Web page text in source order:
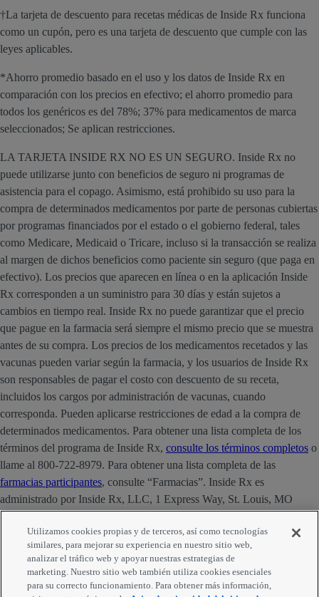
†La tarjeta de descuento para recetas médicas de Inside Rx funciona
como un cupón, pero es una tarjeta de descuento que cumple con las
leyes aplicables.
*Ahorro promedio basado en el uso y los datos de Inside Rx en
comparación con los precios en efectivo; el ahorro promedio para
todos los genéricos es del 78%; 37% para medicamentos de marca
seleccionados; Se aplican restricciones.
LA TARJETA INSIDE RX NO ES UN SEGURO. Inside Rx no
puede utilizarse junto con beneficios de seguro ni programas de
asistencia para el copago. Asimismo, está prohibido su uso para la
compra de determinados medicamentos por parte de personas cubiertas
por programas financiados por el estado o el gobierno federal, tales
como Medicare, Medicaid o Tricare, incluso si la transacción se realiza
al margen de dichos beneficios como paciente sin seguro (que paga en
efectivo). Los precios que aparecen en línea o en la aplicación Inside
Rx corresponden a un suministro para 30 días y están sujetos a
cambios en tiempo real. Inside Rx no puede garantizar que el precio
que pague en la farmacia será siempre el mismo precio que se muestra
antes de su compra. Los precios de los medicamentos recetados y las
vacunas pueden variar según la farmacia, y los usuarios de Inside Rx
son responsables de pagar el costo con descuento de su receta,
incluidos los cargos por administración de vacunas, cuando
corresponda. Pueden aplicarse restricciones de edad a la compra de
determinados medicamentos. Para obtener una lista completa de los
términos del programa de Inside Rx, consulte los términos completos o
llame al 800-722-8979. Para obtener una lista completa de las
farmacias participantes, consulte “Farmacias”. Inside Rx es
administrado por Inside Rx, LLC, 1 Express Way, St. Louis, MO
Strategic Development, Inc.
Utilizamos cookies propias y de terceros, así como tecnologías
similares, para mejorar su experiencia en nuestro sitio web,
analizar el tráfico web y apoyar nuestras estrategias de
marketing. Nuestro sitio web también utiliza cookies esenciales
para su correcto funcionamiento. Para obtener más información,